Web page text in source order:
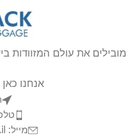
מובילים את עולם המזוודות
אנחנו
טלפון:
מייל: Service@calpaks.co.il